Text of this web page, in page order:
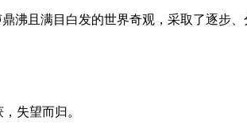
沸且满目白发的世界奇观，采取了逐步
失望而归。